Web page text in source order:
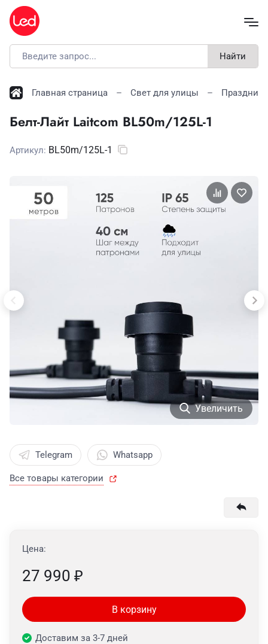
Найти
Главная страница Свет для улицы
Белт-Лайт Laitcom BL50m/125L-1
Артикул: BL50m/125L-1
Увеличить
Telegram Whatsapp
Все товары категории
Цена:
27 990 ₽
В корзину
Доставим за 3-7 дней